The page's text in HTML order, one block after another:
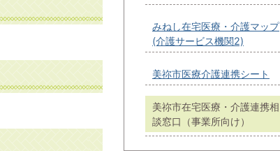
みねし在宅医療・介護マップ
(介護サービス機関2)
美祢市医療介護連携シート
美祢市在宅医療・介護連携相
談窓口（事業所向け）